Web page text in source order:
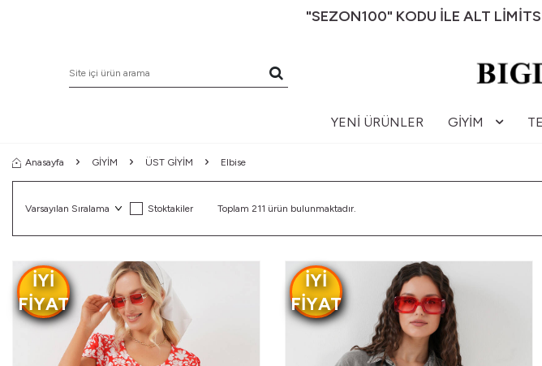
"SEZON100" KODU İLE ALT
YENI ÜRÜNLER GIYIM
Anasayfa GİYİM ÜST GİYİM Elbise
Stoktakiler Toplam 211 ürün bulunmaktadır.
IYI
FIYAT
IYI
FIYAT